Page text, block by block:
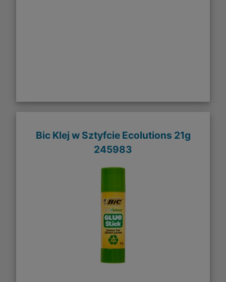
Bic Klej w Sztyfcie Ecolutions 21g
245983